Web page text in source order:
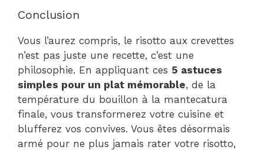
Conclusion
Vous l’aurez compris, le risotto aux crevettes
n’est pas juste une recette, c’est une
philosophie. En appliquant ces 5 astuces
simples pour un plat mémorable, de la
température du bouillon à la mantecatura
finale, vous transformerez votre cuisine et
blufferez vos convives. Vous êtes désormais
armé pour ne plus jamais rater votre risotto,